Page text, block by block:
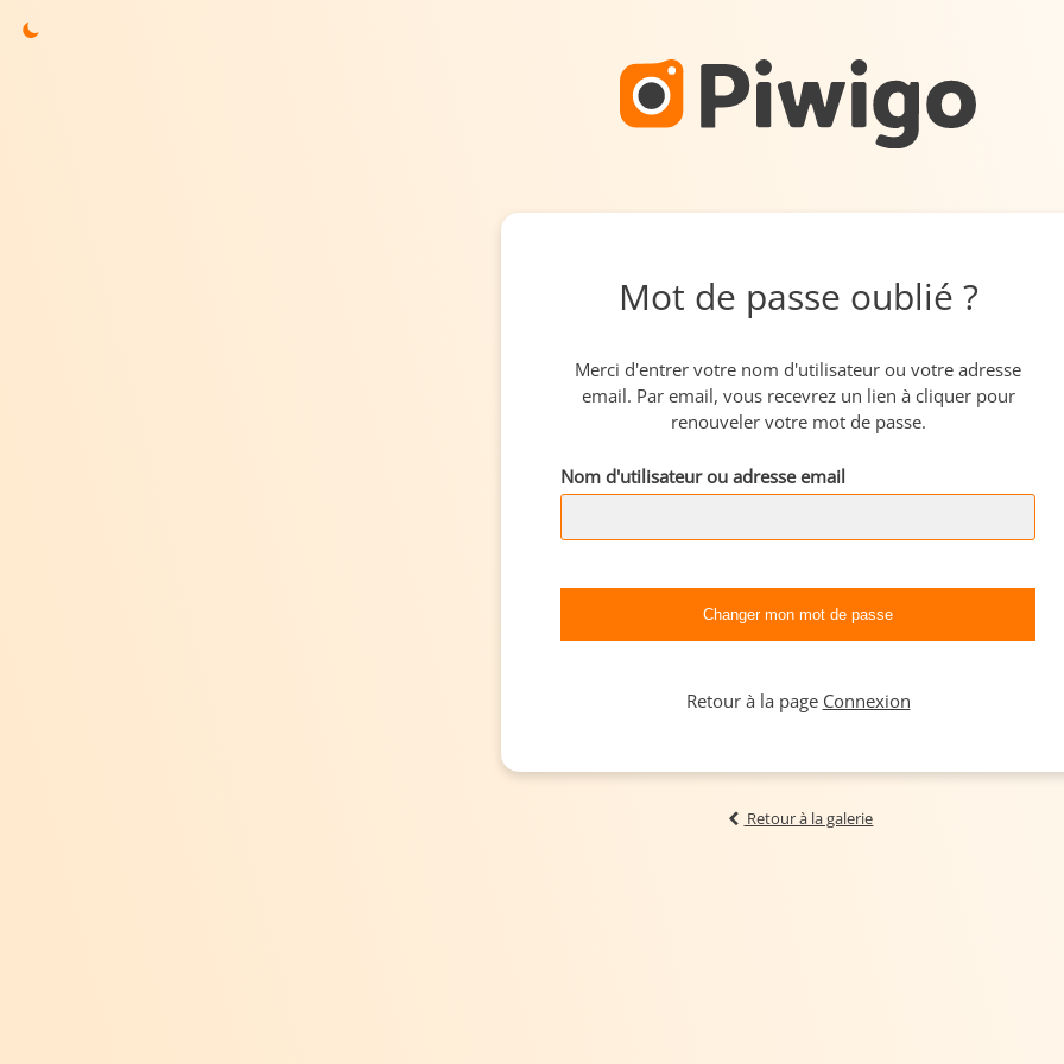
Mot de passe oublié ?
Merci d'entrer votre nom d'utilisateur ou votre adresse
email. Par email, vous recevrez un lien à cliquer pour
renouveler votre mot de passe.
Nom d'utilisateur ou adresse email
Retour à la page Connexion
Retour à la galerie